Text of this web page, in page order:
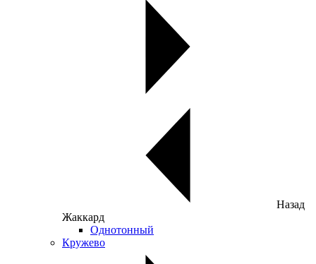
Назад
Жаккард
Однотонный
Кружево